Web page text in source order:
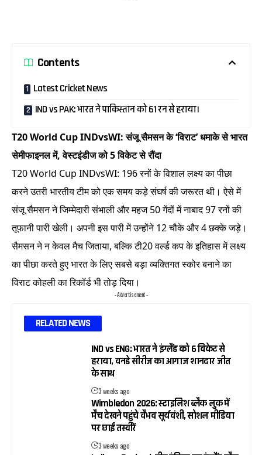
Contents
Latest Cricket News
IND vs PAK: भारत ने पाकिस्तान को 61 रन से हराया।
T20 World Cup INDvsWI: संजू सैमसन के ‘विराट’ धमाके से भारत
सेमीफाइनल में, वेस्टइंडीज को 5 विकेट से रौंदा
T20 World Cup INDvsWI: 196 रनों के विशाल लक्ष्य का पीछा
करने उतरी भारतीय टीम को एक समय कड़े संघर्ष की जरूरत थी। ऐसे में
संजू सैमसन ने जिम्मेदारी संभाली और महज 50 गेंदों में नाबाद 97 रनों की
तूफानी पारी खेली। अपनी इस पारी में उन्होंने 12 चौके और 4 छक्के जड़े।
सैमसन ने न केवल मैच जिताया, बल्कि टी20 वर्ल्ड कप के इतिहास में लक्ष्य
का पीछा करते हुए भारत के लिए सबसे बड़ा व्यक्तिगत स्कोर बनाने का
विराट कोहली का रिकॉर्ड भी तोड़ दिया।
- Advertisement -
RELATED NEWS
IND vs ENG: भारत ने इंग्लैंड को 6 विकेट से
हराया, वनडे सीरीज का आगाज शानदार जीत
के साथ
3 weeks ago
Wimbledon 2026: स्टाइलिश ब्लैक लुक में
मैच देखने पहुंचे वैभव सूर्यवंशी, सोशल मीडिया
पर छाईं तस्वीरें
3 weeks ago